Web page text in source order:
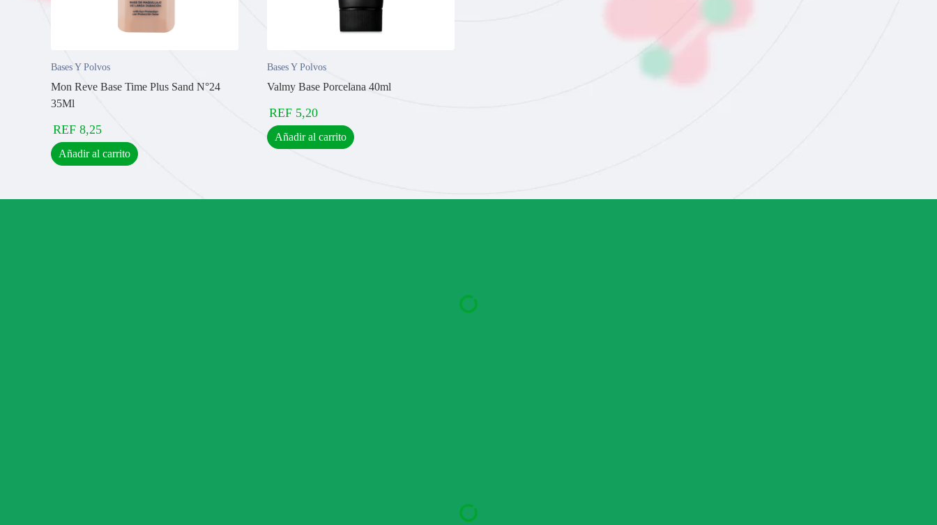
Bases Y Polvos
Mon Reve Base Time Plus Sand N°24
35Ml
REF 8,25
Añadir al carrito
Bases Y Polvos
Valmy Base Porcelana 40ml
REF 5,20
Añadir al carrito